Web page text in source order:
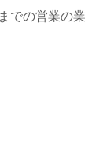
での営業の業